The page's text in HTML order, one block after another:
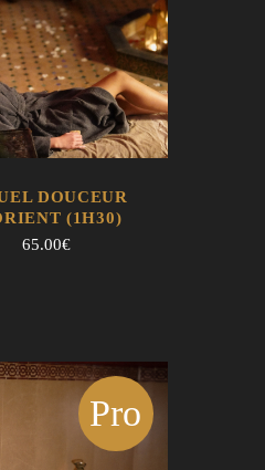
AJOUTER AU
PANIER
DOUCEUR
(1H30)
65.00€
Pro